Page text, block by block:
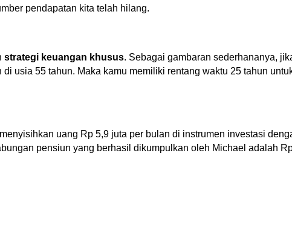
pendapatan kita telah hilang.
strategi keuangan khusus. Sebagai gambaran sederhananya,
usia 55 tahun. Maka kamu memiliki rentang waktu 25 tahun
uang Rp 5,9 juta per bulan di instrumen investasi
pensiun yang berhasil dikumpulkan oleh Michael adalah